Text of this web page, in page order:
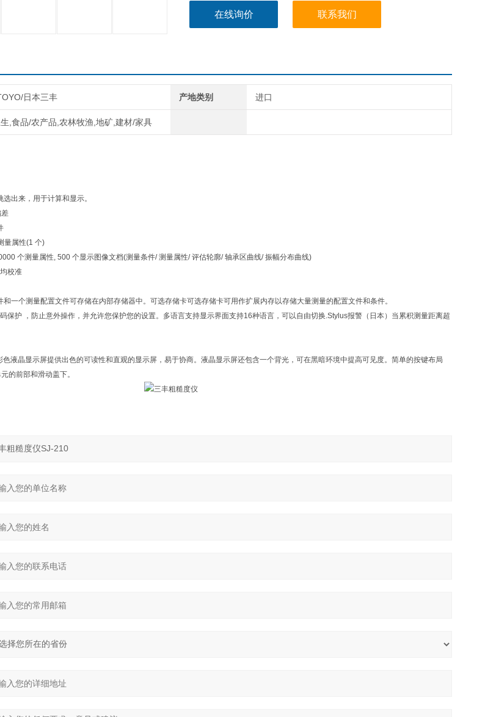
在线询价 联系我们
日本三丰 产地类别 进口
,食品/农产品,农林牧渔,地矿,建材/家具
出来，用于计算和显示。
量属性(1 个)
个测量属性, 500 个显示图像文档(测量条件/ 测量属性/ 评估轮廓/ 轴承区曲线/ 振幅分布曲线)
校准
一个测量配置文件可存储在内部存储器中。可选存储卡可选存储卡可用作扩展内存以存储大量测量的配置文件和条件。
保护 ，防止意外操作，并允许您保护您的设置。多语言支持显示界面支持16种语言，可以自由切换.Stylus报警（日本）当累积测量距离超
液晶显示屏提供出色的可读性和直观的显示屏，易于协商。液晶显示屏还包含一个背光，可在黑暗环境中提高可见度。简单的按键布局
的前部和滑动盖下。